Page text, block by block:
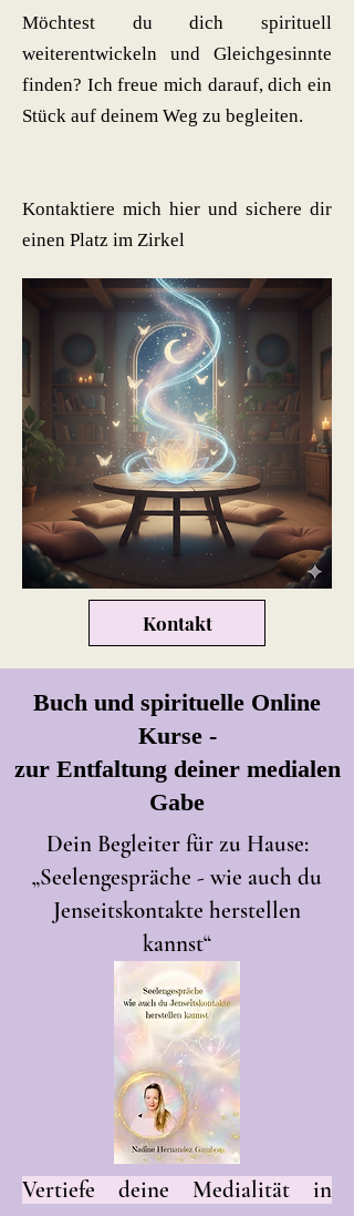
Möchtest du dich spirituell
weiterentwickeln und Gleichgesinnte
finden? Ich freue mich darauf, dich ein
Stück auf deinem Weg zu begleiten.
Kontaktiere mich hier und sichere dir
einen Platz im Zirkel
Kontakt
Buch und spirituelle Online
Kurse -
zur Entfaltung deiner medialen
Gabe
Dein Begleiter für zu Hause:
„Seelengespräche - wie auch du
Jenseitskontakte herstellen
kannst“
Vertiefe deine Medialität in